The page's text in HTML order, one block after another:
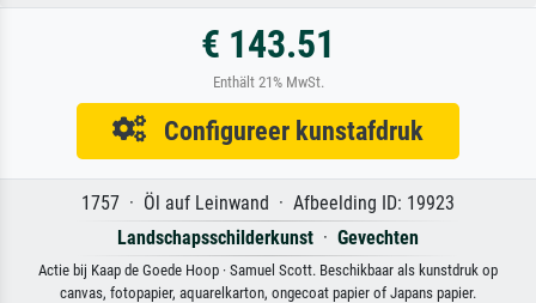
€ 143.51
Enthält 21% MwSt.
Configureer kunstafdruk
1757 · Öl auf Leinwand · Afbeelding ID: 19923
Landschapsschilderkunst · Gevechten
Actie bij Kaap de Goede Hoop · Samuel Scott. Beschikbaar als kunstdruk op
canvas, fotopapier, aquarelkarton, ongecoat papier of Japans papier.